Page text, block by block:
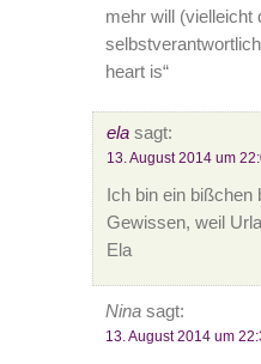
mehr will (vielleicht
heart is“
elasagt:
13. August 2014 um
Ich bin ein
Gewissen, weil
Ela
Ninasagt:
13. August 2014 um